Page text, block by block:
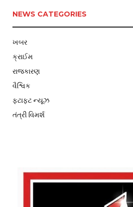
NEWS CATEGORIES
ખબર
ક્રાઈમ
રાજકારણ
વૈશ્વિક
ફટાફટ ન્યૂઝ
તંત્રી વિમર્શ